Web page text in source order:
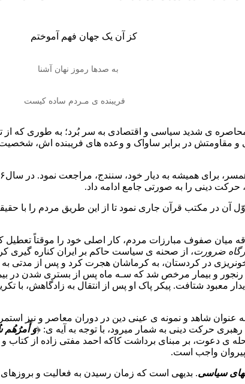
کز آن یک جهان فهم آموختم
به صدها رموز نهان آشنا
فریبنده ی مـردم ساده کیست
شرایط و در محاصره ی شدید سیاسی و اقتصادی به سر بُرد؛ به طوری
و مقاومتش در برابر ساواک و وعده های فریبنده اش،
حرکت دینی را به صورتی جامع ادامه داد.
مکتب قرآن جاری نمود تا از این طریق مردم را با
میان صفوف مبارزات مردم، کار اصلی خود را موقتاً تعطیل
ضرورت، از صحنه ی سیاست حاکم بر ایران کناره گیری
تحمیل جنگ و خونریزی در کردستان، به کرماشان هجرت کرد و پس از
و بیمار مرخص شد که سـه ماه پس از بستری شدن در
زندان تن را رها کرد و به دیدار معبود شتافت. پیکر پاک او پس از انتقال به
شاهد و نمونه ی عینی دین در دوران معاصر و نیز
حرکت دینی به شمار میرود، با توجه به آیه ی: ﴿وَ أَمرُهُم
ی دعوت، بر مبنای برداشت کاکه احمد مفتی زاده از کتاب
پیروان واجب است.
سیاسی. بدیهی است که زمان رسیدن به فعالیت و